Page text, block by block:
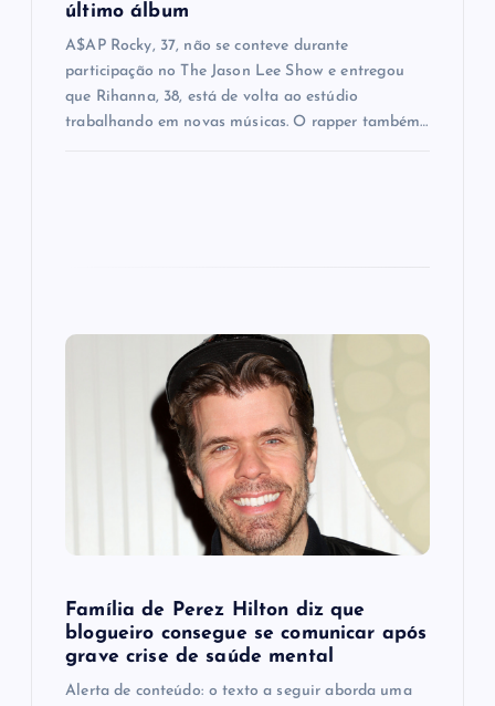
último álbum
A$AP Rocky, 37, não se conteve durante
participação no The Jason Lee Show e entregou
que Rihanna, 38, está de volta ao estúdio
trabalhando em novas músicas. O rapper também…
Família de Perez Hilton diz que
blogueiro consegue se comunicar após
grave crise de saúde mental
Alerta de conteúdo: o texto a seguir aborda uma